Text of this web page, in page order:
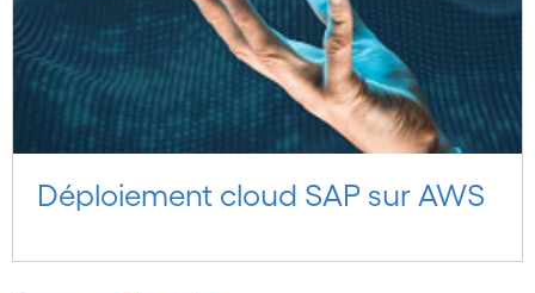
Déploiement cloud SAP sur AWS